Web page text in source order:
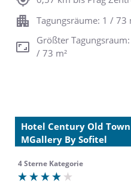
Tagungsräume: 1 / 73
Größter
/ 73 m²
Hotel Century Old
MGallery By Sofitel
4 Sterne Kategorie